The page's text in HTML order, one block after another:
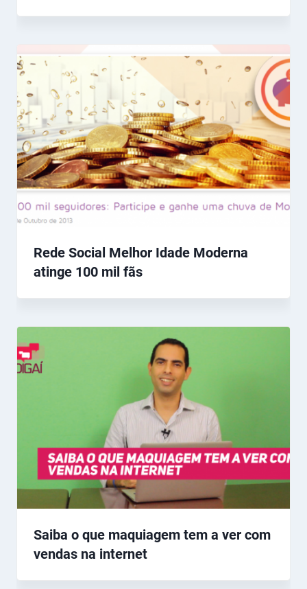
Rede Social Melhor Idade Moderna
atinge 100 mil fãs
Saiba o que maquiagem tem a ver com
vendas na internet